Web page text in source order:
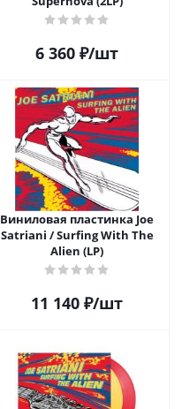
6 360 ₽/шт
Виниловая пластинка Joe
Satriani / Surfing With The
Alien (LP)
11 140 ₽/шт